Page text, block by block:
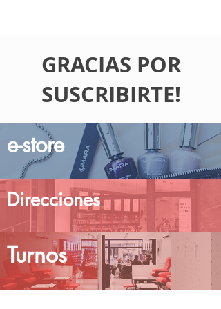
GRACIAS POR
SUSCRIBIRTE!
e-store
Direcciones
Turnos